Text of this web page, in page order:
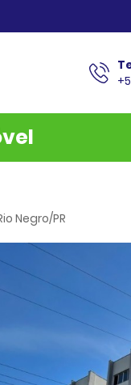
Locação
Anuncie
Sobre
Negro/PR